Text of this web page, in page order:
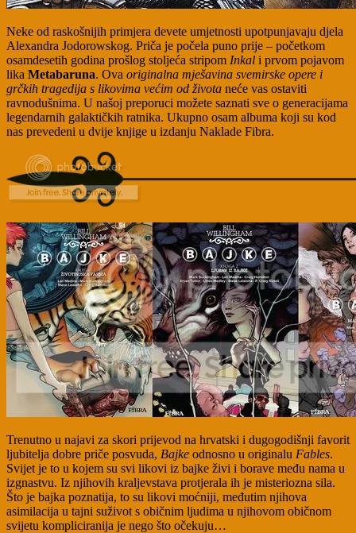
Neke od raskošnijih primjera devete umjetnosti upotpunjavaju djela
Alexandra Jodorowskog. Priča je počela puno prije – početkom
osamdesetih godina prošlog stoljeća stripom Inkal i prvom pojavom
lika Metabaruna. Ova originalna mješavina svemirske opere i
grčkih tragedija s likovima većim od života neće vas ostaviti
ravnodušnima. U našoj preporuci možete saznati sve o generacijama
legendarnih galaktičkih ratnika. Ukupno osam albuma koji su kod
nas prevedeni u dvije knjige u izdanju Naklade Fibra.
Trenutno u najavi za skori prijevod na hrvatski i dugogodišnji favorit
ljubitelja dobre priče posvuda, Bajke odnosno u originalu Fables.
Svijet je to u kojem su svi likovi iz bajke živi i borave među nama u
izgnastvu. Iz njihovih kraljevstava protjerala ih je misteriozna sila.
Što je bajka poznatija, to su likovi moćniji, međutim njihova
asimilacija u tajni suživot s običnim ljudima u njihovom običnom
svijetu kompliciranija je nego što očekuju…